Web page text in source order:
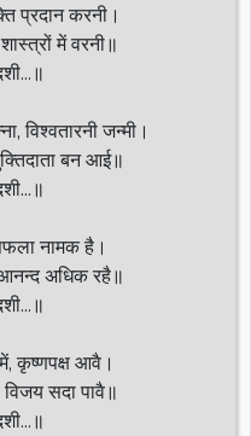
प्रदान करनी।
में वरनी॥
विश्वतारनी जन्मी।
बन आई॥
नामक है।
अधिक रहै॥
कृष्णपक्ष आवै।
सदा पावै॥